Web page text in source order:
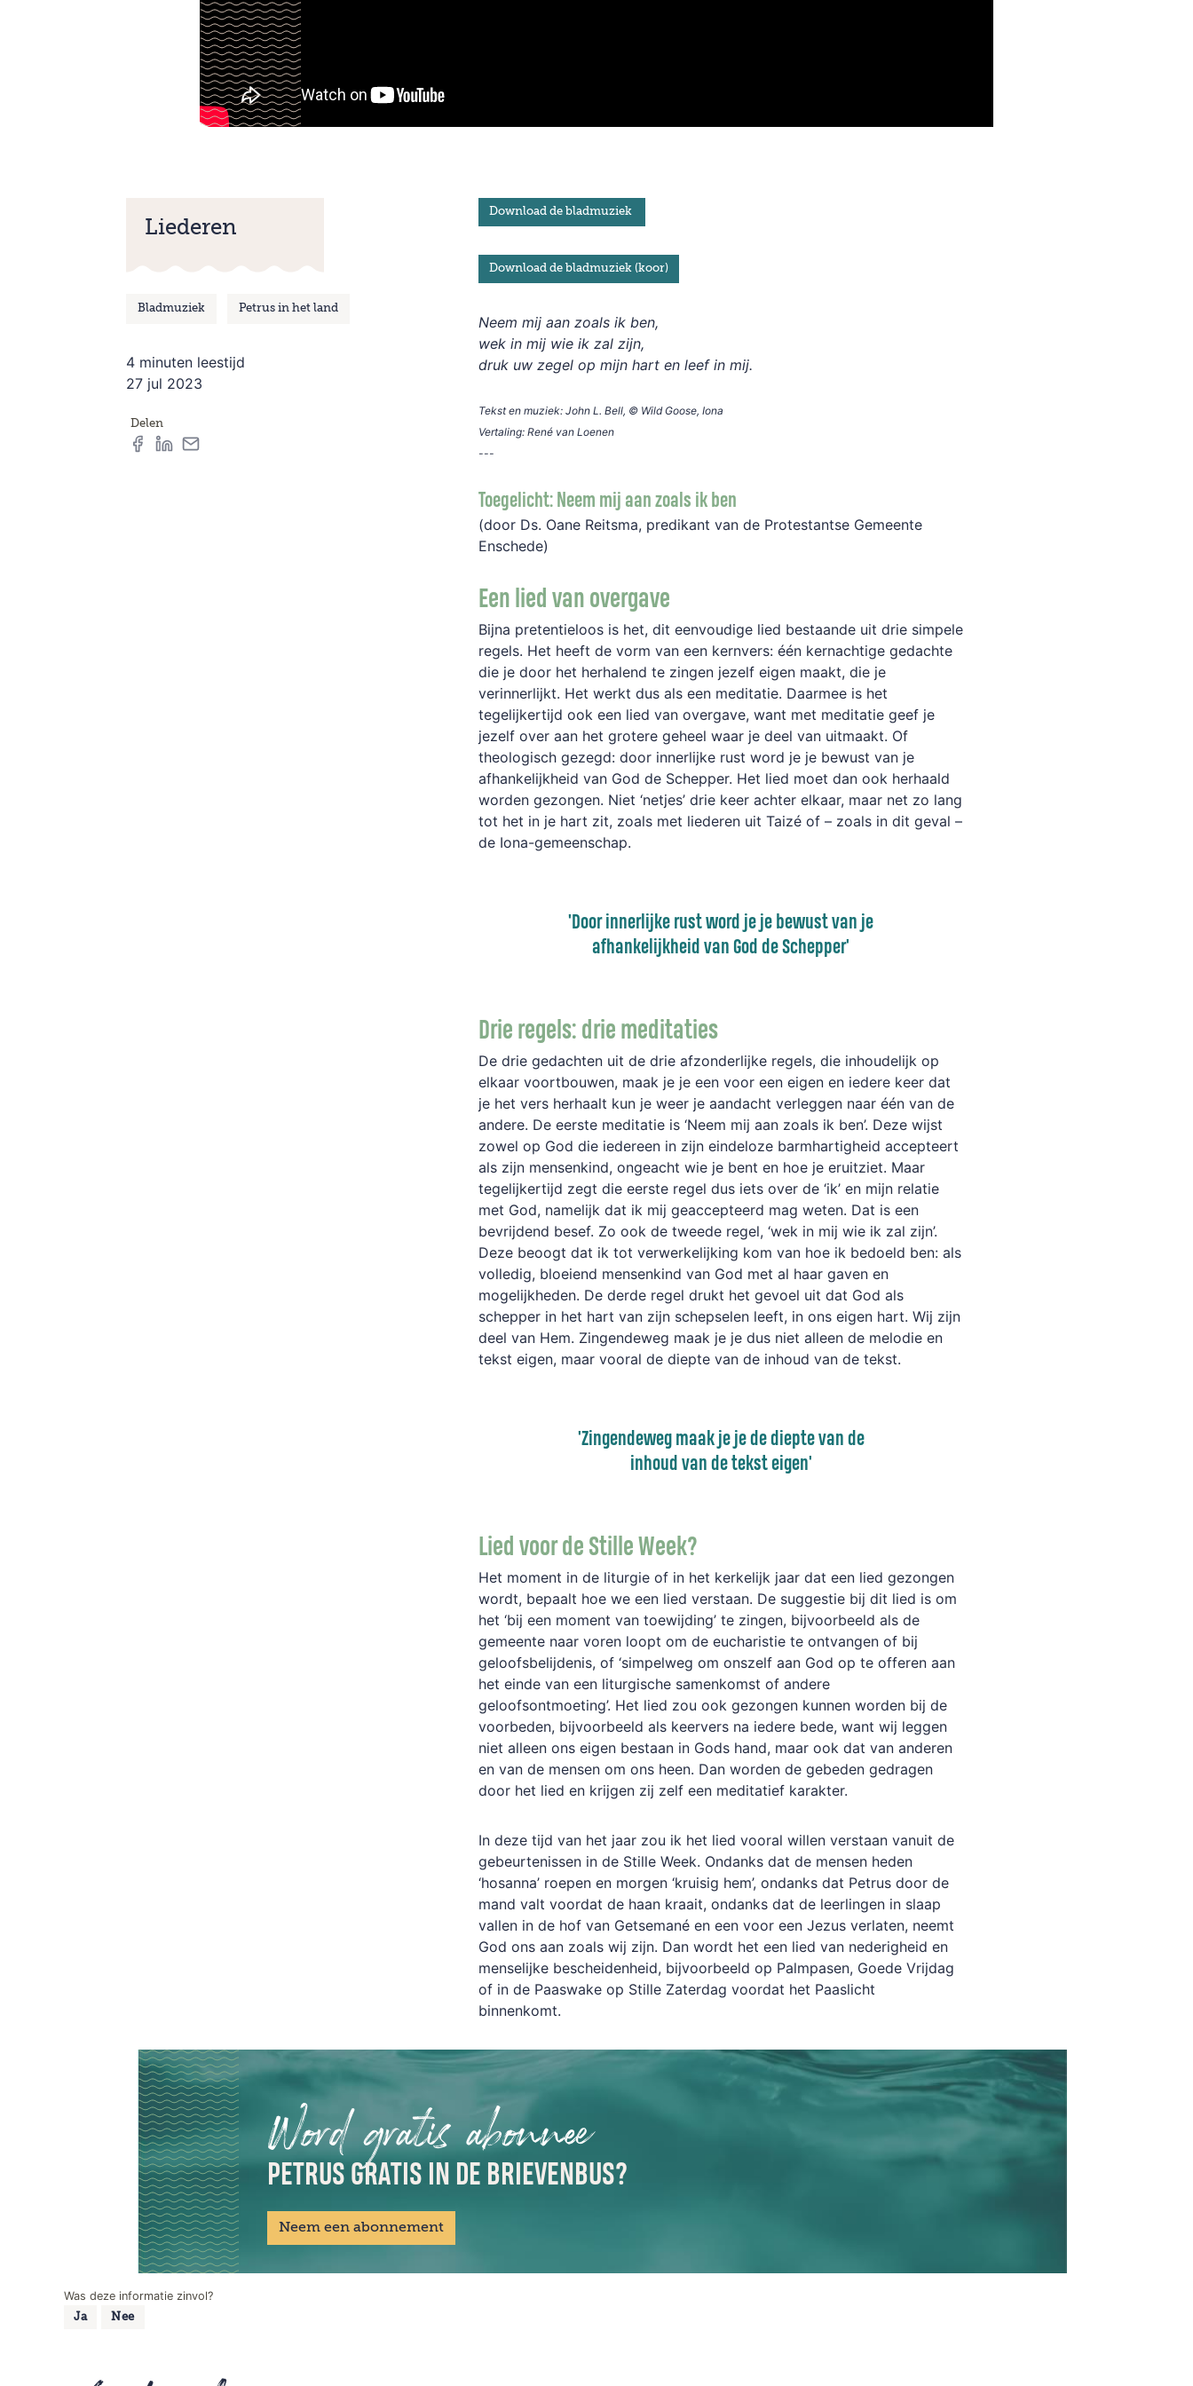
Download de bladmuziek
Download de bladmuziek (koor)
Neem mij aan zoals ik ben,
wek in mij wie ik zal zijn,
druk uw zegel op mijn hart en leef in mij.
Tekst en muziek: John L. Bell, © Wild Goose, Iona
Vertaling: René van Loenen
---
Toegelicht: Neem mij aan zoals ik ben
(door Ds. Oane Reitsma, predikant van de Protestantse Gemeente
Enschede)
Een lied van overgave
Bijna pretentieloosis het, dit eenvoudige lied bestaande uit drie simpele
regels. Het heeft de vorm van een kernvers: één kernachtige gedachte
die je door het herhalend te zingen jezelf eigen maakt, die je
verinnerlijkt. Het werkt dus als een meditatie. Daarmee is het
tegelijkertijd ook een lied van overgave, want met meditatie geef je
jezelf over aan het grotere geheel waar je deel van uitmaakt. Of
theologisch gezegd: door innerlijke rust word je je bewust van je
afhankelijkheid van God de Schepper. Het lied moet dan ook herhaald
worden gezongen. Niet ‘netjes’ drie keerachter elkaar, maar net zo lang
tot het in je hart zit, zoals met liederen uit Taizé of – zoals in dit geval –
de Iona-gemeenschap.
'Door innerlijke rust word je je bewust van je
afhankelijkheid van Godde Schepper'
Drie regels: drie meditaties
De drie gedachten uit de drie afzonderlijke regels, die inhoudelijk op
elkaar voortbouwen, maak je je een voor een eigen en iedere keer dat
je het vers herhaalt kun je weer je aandacht verleggen naar één van de
andere. De eerste meditatie is ‘Neem mij aan zoals ik ben’. Deze wijst
zowel op God die iedereen in zijn eindeloze barmhartigheid accepteert
als zijn mensenkind, ongeacht wie je bent en hoe je eruitziet. Maar
tegelijkertijd zegt die eerste regel dus iets over de ‘ik’ en mijn relatie
met God, namelijk dat ik mij geaccepteerd mag weten. Dat is een
bevrijdend besef. Zo ook de tweede regel, ‘wek in mij wie ik zal zijn’.
Deze beoogt dat ik tot verwerkelijking kom van hoe ik bedoeld ben: als
volledig, bloeiend mensenkind van God met al haar gaven en
mogelijkheden. De derde regel drukt het gevoel uit dat God als
schepper in het hart van zijn schepselen leeft, in ons eigen hart. Wij zijn
deel van Hem. Zingendeweg maak je je dus niet alleen de melodie en
tekst eigen, maar vooral de diepte van de inhoud van de tekst.
'Zingendewegmaak je je de diepte van de
inhoud van de tekst eigen'
Lied voor de Stille Week?
Het moment in de liturgie of in het kerkelijk jaar dat een lied gezongen
wordt, bepaalt hoe we een lied verstaan. De suggestie bij dit lied is om
het ‘bij een moment van toewijding’ te zingen, bijvoorbeeld als de
gemeente naar voren loopt om de eucharistie te ontvangen of bij
geloofsbelijdenis, of ‘simpelweg om onszelf aan God op te offeren aan
het eindevan een liturgische samenkomst of andere
geloofsontmoeting’. Het lied zou ook gezongen kunnen worden bij de
voorbeden, bijvoorbeeld als keerversna iedere bede, want wij leggen
niet alleen ons eigen bestaan in Gods hand, maar ook dat van anderen
en van de mensen om ons heen. Dan worden de gebeden gedragen
door het lied en krijgen zij zelf een meditatief karakter.
In deze tijd van het jaar zou ik het lied vooral willen verstaan vanuit de
gebeurtenissen in de Stille Week. Ondanks dat de mensen heden
‘hosanna’ roepen en morgen ‘kruisig hem’, ondanks dat Petrus door de
mand valt voordat de haan kraait, ondanks dat de leerlingen in slaap
vallen in de hof van Getsemanéen een voor een Jezus verlaten, neemt
God ons aan zoals wij zijn. Dan wordt het een lied van nederigheid en
menselijke bescheidenheid, bijvoorbeeld op Palmpasen, Goede Vrijdag
of in de Paaswake op Stille Zaterdag voordat het Paaslicht
binnenkomt.
Word gratis abonnee
PETRUS GRATIS IN DE BRIEVENBUS?
Neem een abonnement
Liederen
Bladmuziek Petrus in het land
4 minuten leestijd
27 jul 2023
Delen
Was deze informatie zinvol?
Ja Nee